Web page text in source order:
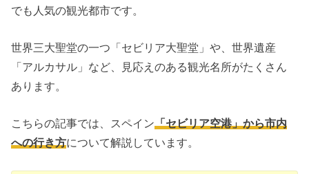
でも人気の観光都市です。
世界三大聖堂の一つ「セビリア大聖堂」や、世界遺産
「アルカサル」など、見応えのある観光名所がたくさん
あります。
こちらの記事では、スペイン「セビリア空港」から市内
への行き方について解説しています。